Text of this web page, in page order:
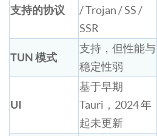
支持的协议
/ Trojan / SS /
SSR
TUN 模式
支持，但性能与
稳定性弱
UI
基于早期
Tauri，2024 年
起未更新